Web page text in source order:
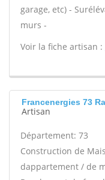
garage, etc) -
murs -
Voir la fiche artisan :
Francenergies 73
Artisan
Département: 73
Construction de
dappartement / de